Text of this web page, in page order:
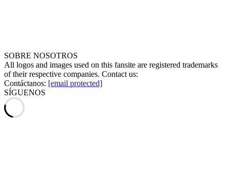
SOBRE NOSOTROS
All logos and images used on this fansite are registered trademarks
of their respective companies. Contact us:
Contáctanos: [email protected]
SÍGUENOS